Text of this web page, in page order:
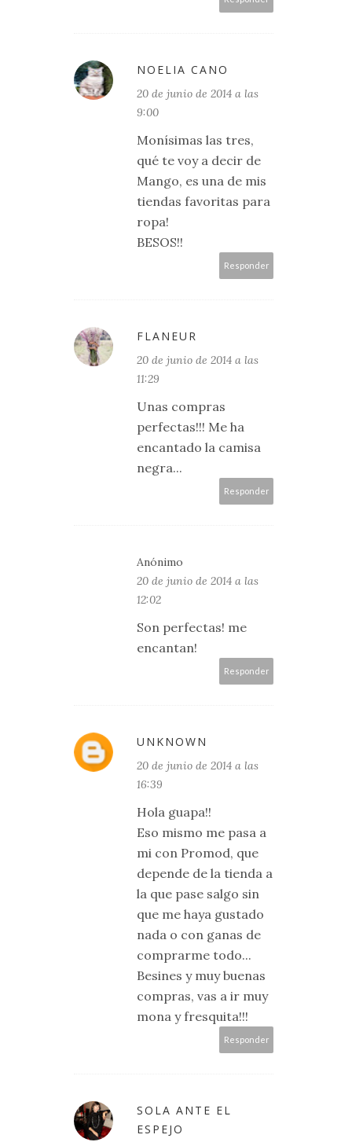
NOELIA CANO
20 de junio de 2014 a las
9:00
Monísimas las tres,
qué te voy a decir de
Mango, es una de mis
tiendas favoritas para
ropa!
BESOS!!
Responder
FLANEUR
20 de junio de 2014 a las
11:29
Unas compras
perfectas!!! Me ha
encantado la camisa
negra...
Responder
Anónimo
20 de junio de 2014 a las
12:02
Son perfectas! me
encantan!
Responder
UNKNOWN
20 de junio de 2014 a las
16:39
Hola guapa!!
Eso mismo me pasa a
mi con Promod, que
depende de la tienda a
la que pase salgo sin
que me haya gustado
nada o con ganas de
comprarme todo...
Besines y muy buenas
compras, vas a ir muy
mona y fresquita!!!
Responder
SOLA ANTE EL
ESPEJO